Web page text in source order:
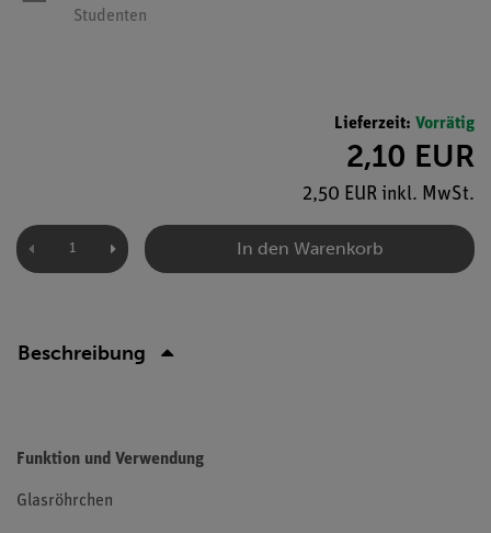
Studenten
Lieferzeit: Vorrätig
2,10 EUR
2,50 EUR inkl. MwSt.
In den Warenkorb
Beschreibung
Funktion und Verwendung
Glasröhrchen